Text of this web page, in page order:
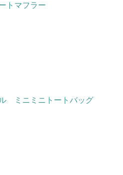
トマフラー
ミニミニトートバッグ